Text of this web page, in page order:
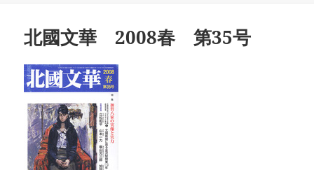
ー
北國文華 2008春 第35号